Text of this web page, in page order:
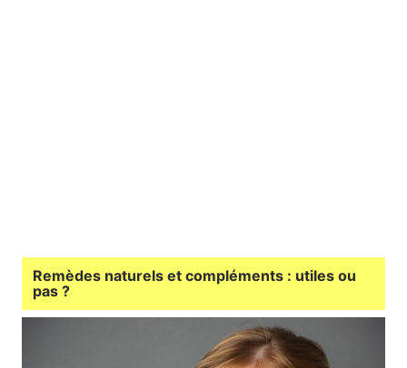
Remèdes naturels et compléments : utiles ou
pas ?